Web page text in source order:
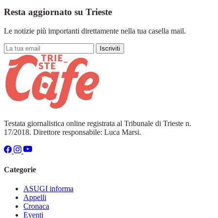
Resta aggiornato su Trieste
Le notizie più importanti direttamente nella tua casella mail.
Iscriviti
Testata giornalistica online registrata al Tribunale di Trieste n.
17/2018. Direttore responsabile: Luca Marsi.
Categorie
ASUGI informa
Appelli
Cronaca
Eventi